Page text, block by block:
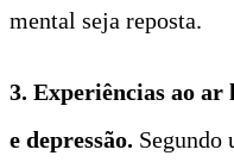
mental seja reposta.
3. Experiências ao
e depressão. Segundo